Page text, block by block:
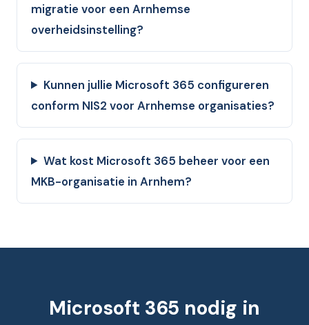
migratie voor een Arnhemse
overheidsinstelling?
Kunnen jullie Microsoft 365 configureren
conform NIS2 voor Arnhemse organisaties?
Wat kost Microsoft 365 beheer voor een
MKB-organisatie in Arnhem?
Microsoft 365 nodig in